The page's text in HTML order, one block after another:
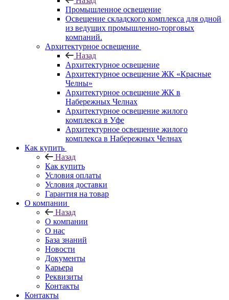
Промышленное освещение
Освещение складского комплекса для одной
из ведущих промышленно-торговых
компаний.
Архитектурное освещение
Назад
Архитектурное освещение
Архитектурное освещение ЖК «Красные
Челны»
Архитектурное освещение ЖК в
Набережных Челнах
Архитектурное освещение жилого
комплекса в Уфе
Архитектурное освещение жилого
комплекса в Набережных Челнах
Как купить
Назад
Как купить
Условия оплаты
Условия доставки
Гарантия на товар
О компании
Назад
О компании
О нас
База знаний
Новости
Документы
Карьера
Реквизиты
Контакты
Контакты